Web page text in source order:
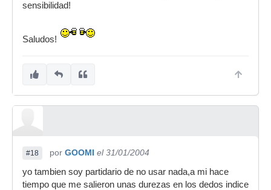
sensibilidad!
Saludos!
#18 por GOOMI el 31/01/2004
yo tambien soy partidario de no usar nada,a mi hace
tiempo que me salieron unas durezas en los dedos indice